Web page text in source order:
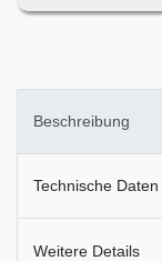
Beschreibung
Technische Daten
Weitere Details